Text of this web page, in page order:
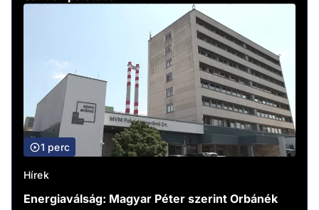
1 perc
Hírek
Energiaválság: Magyar Péter szerint Orbánék